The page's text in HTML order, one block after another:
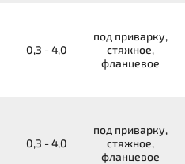
0,3 - 4,0
под приварку,
стяжное,
фланцевое
0,3 - 4,0
под приварку,
стяжное,
фланцевое